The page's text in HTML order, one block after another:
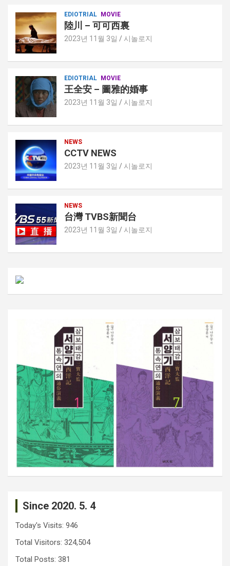
EDIOTRIAL MOVIE
陸川 – 可可西裏
2023년 11월 3일 시놀로지
EDIOTRIAL MOVIE
王全安 – 圖雅的婚事
2023년 11월 3일 시놀로지
NEWS
CCTV NEWS
2023년 11월 3일 시놀로지
NEWS
台灣 TVBS新聞台
2023년 11월 3일 시놀로지
Since 2020. 5. 4
Today's Visits: 946
Total Visitors: 324,504
Total Posts: 381